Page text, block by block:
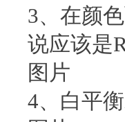
3、在颜
说应该是
图片
4、白平